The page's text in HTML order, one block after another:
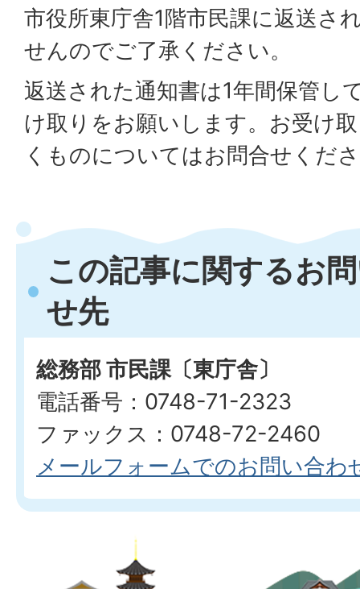
市役所東庁舎1階市民課に返送さ
せんのでご了承ください。
返送された通知書は1年間保管し
け取りをお願いします。お受け
くものについてはお問合せくだ
この記事に関するお
せ先
総務部 市民課〔東庁舎〕
電話番号：0748-71-2323
ファックス：0748-72-2460
メールフォームでのお問い合わ